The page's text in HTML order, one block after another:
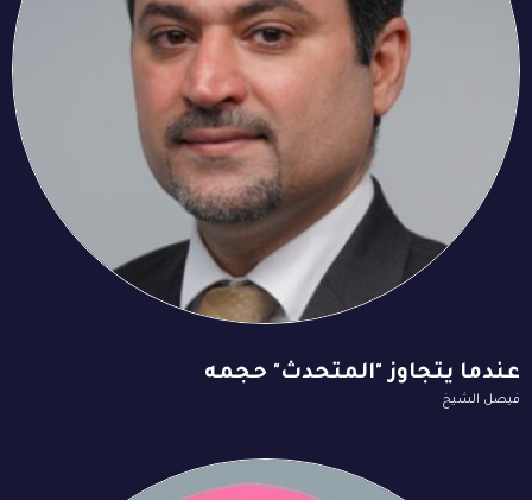
عندما يتجاوز "المتحدث" حجمه
فيصل الشيخ